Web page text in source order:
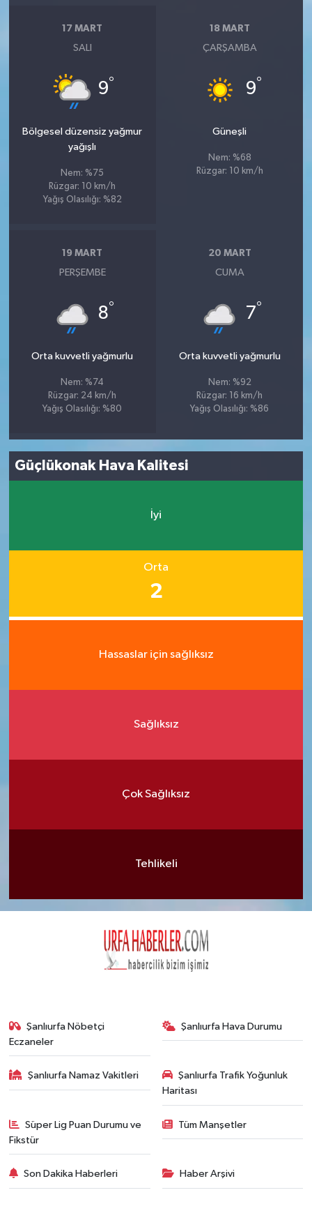
17 MART
SALI
9°
Bölgesel düzensiz yağmur
yağışlı
Nem: %75
Rüzgar: 10 km/h
Yağış Olasılığı: %82
18 MART
ÇARŞAMBA
9°
Güneşli
Nem: %68
Rüzgar: 10 km/h
19 MART
PERŞEMBE
8°
Orta kuvvetli yağmurlu
Nem: %74
Rüzgar: 24 km/h
Yağış Olasılığı: %80
20 MART
CUMA
7°
Orta kuvvetli yağmurlu
Nem: %92
Rüzgar: 16 km/h
Yağış Olasılığı: %86
Güçlükonak Hava Kalitesi
İyi
Orta
2
Hassaslar için sağlıksız
Sağlıksız
Çok Sağlıksız
Tehlikeli
Şanlıurfa Nöbetçi
Eczaneler
Şanlıurfa Hava Durumu
Şanlıurfa Namaz Vakitleri
Şanlıurfa Trafik Yoğunluk
Haritası
Süper Lig Puan Durumu ve
Fikstür
Tüm Manşetler
Son Dakika Haberleri Haber Arşivi